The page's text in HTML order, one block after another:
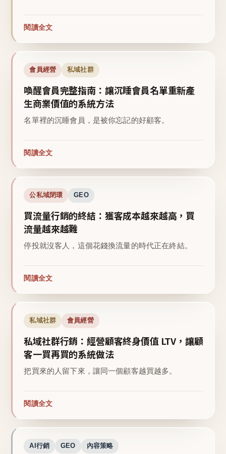
閱讀全文
會員經營 私域社群
喚醒會員完整指南：讓沉睡會員名單重新產
生商業價值的系統方法
名單裡的沉睡會員，是被你忘記的好顧客。
閱讀全文
公私域閉環 GEO
買流量行銷的終結：獲客成本越來越高，買
流量越來越難
停投就沒客人，這個花錢換流量的時代正在終結。
閱讀全文
私域社群 會員經營
私域社群行銷：經營顧客終身價值 LTV，讓顧
客一買再買的系統做法
把買來的人留下來，讓同一個顧客越買越多。
閱讀全文
AI行銷 GEO 內容策略